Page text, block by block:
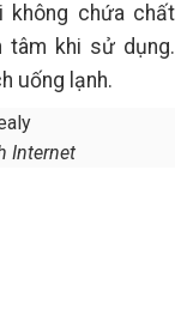
không chứa chất
tâm khi sử dụng.
uống lạnh.
Internet